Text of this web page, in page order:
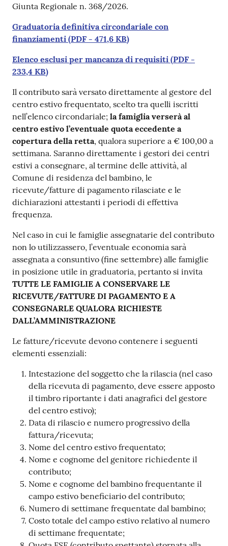
Giunta Regionale n. 368/2026.
Graduatoria definitiva circondariale con
finanziamenti (PDF - 471,6 KB)
Elenco esclusi per mancanza di requisiti (PDF -
233,4 KB)
Il contributo sarà versato direttamente al gestore del
centro estivo frequentato, scelto tra quelli iscritti
nell’elenco circondariale; la famiglia verserà al
centro estivo l’eventuale quota eccedente a
copertura della retta, qualora superiore a € 100,00 a
settimana. Saranno direttamente i gestori dei centri
estivi a consegnare, al termine delle attività, al
Comune di residenza del bambino, le
ricevute/fatture di pagamento rilasciate e le
dichiarazioni attestanti i periodi di effettiva
frequenza.
Nel caso in cui le famiglie assegnatarie del contributo
non lo utilizzassero, l’eventuale economia sarà
assegnata a consuntivo (fine settembre) alle famiglie
in posizione utile in graduatoria, pertanto si invita
TUTTE LE FAMIGLIE A CONSERVARE LE
RICEVUTE/FATTURE DI PAGAMENTO E A
CONSEGNARLE QUALORA RICHIESTE
DALL’AMMINISTRAZIONE
Le fatture/ricevute devono contenere i seguenti
elementi essenziali:
Intestazione del soggetto che la rilascia (nel caso
della ricevuta di pagamento, deve essere apposto
il timbro riportante i dati anagrafici del gestore
del centro estivo);
Data di rilascio e numero progressivo della
fattura/ricevuta;
Nome del centro estivo frequentato;
Nome e cognome del genitore richiedente il
contributo;
Nome e cognome del bambino frequentante il
campo estivo beneficiario del contributo;
Numero di settimane frequentate dal bambino;
Costo totale del campo estivo relativo al numero
di settimane frequentate;